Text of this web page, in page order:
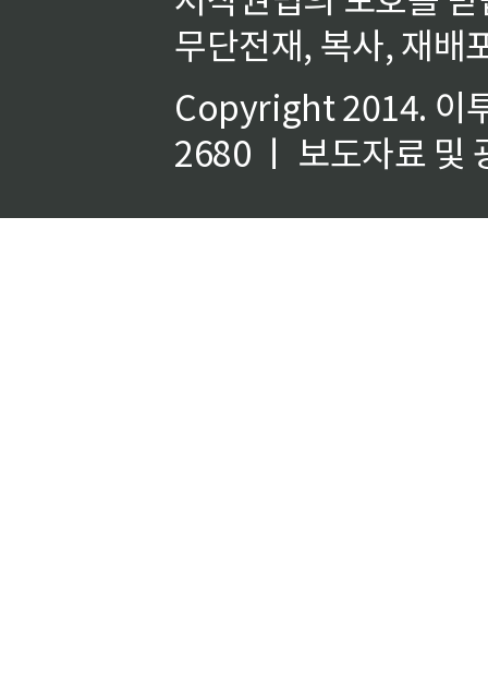
무단전재, 복사, 재배
Copyright 2014. 이
2680 ㅣ 보도자료